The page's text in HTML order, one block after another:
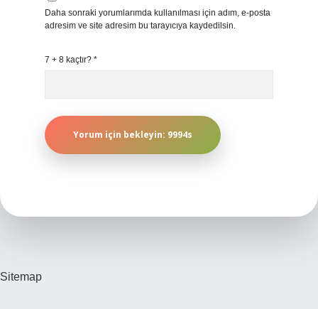
Daha sonraki yorumlarımda kullanılması için adım, e-posta
adresim ve site adresim bu tarayıcıya kaydedilsin.
7 + 8 kaçtır? *
Sitemap